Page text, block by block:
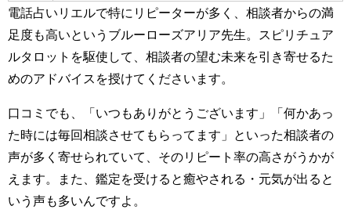
電話占いリエルで特にリピーターが多く、相談者からの満
足度も高いというブルーローズアリア先生。スピリチュア
ルタロットを駆使して、相談者の望む未来を引き寄せるた
めのアドバイスを授けてくださいます。
口コミでも、「いつもありがとうございます」「何かあっ
た時には毎回相談させてもらってます」といった相談者の
声が多く寄せられていて、そのリピート率の高さがうかが
えます。また、鑑定を受けると癒やされる・元気が出ると
いう声も多いんですよ。